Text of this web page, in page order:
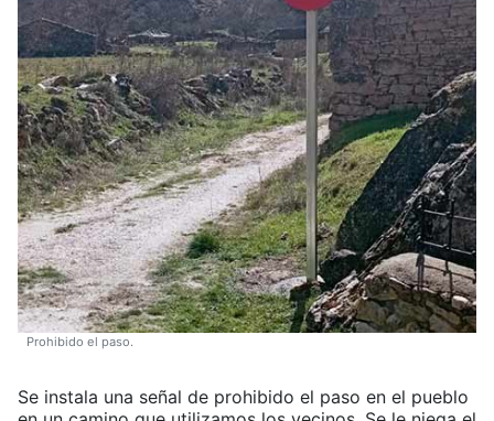
Prohibido el paso.
Se instala una señal de prohibido el paso en el pueblo